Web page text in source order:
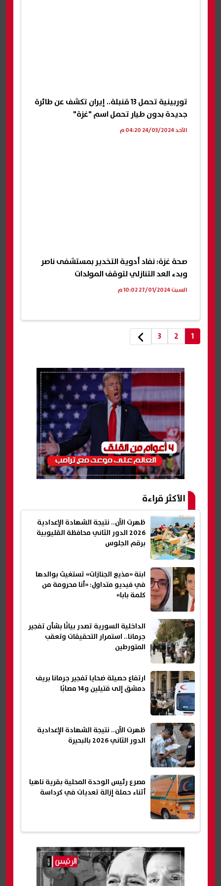
توربينية تحمل 13 قنبلة.. إيران تكشف عن طائرة
جديدة بدون طيار تحمل اسم "غزة"
الأحد 24/03/2024 04:20 م
صحة غزة: نفاد أدوية التخدير بمستشفى ناصر
وبدء العد التنازلي لتوقف المولدات
السبت 27/01/2024 10:02 م
1
2
3
الأكثر قراءة
ظهرت الآن.. نتيجة الشهادة الإعدادية
2026 الدور الثاني محافظة القليوبية
برقم الجلوس
ابنة «مذيع الجنازات» تستغيث بوالدها
في فيديو متداول: «أنا محرومة من
كلمة بابا»
الداخلية السورية تصدر بيانًا بشأن تفجير
جرمانا.. استمرار التحقيقات وتعقب
المتورطين
ارتفاع حصيلة ضحايا تفجير جرمانا بريف
دمشق إلى قتيلين و14 مصابًا
ظهرت الآن.. نتيجة الشهادة الإعدادية
الدور الثاني 2026 بالبحيرة
مصرع رئيس الوحدة المحلية بقرية ناهيا
أثناء حملة إزالة تعديات في كرداسة